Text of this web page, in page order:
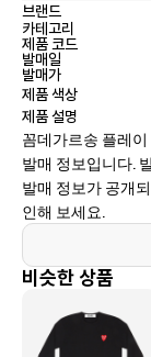
브랜드
카테고리
제품 코드
발매일
발매가
제품 색상
제품 설명
꼼데가르송 플레
발매 정보입니다.
발매 정보가 공개
인해 보세요.
비슷한 상품